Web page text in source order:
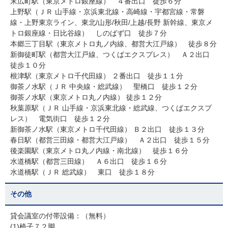
上野駅（ＪＲ 山手線・京浜東北線・高崎線・宇都宮線・常磐
線・上野東京ライン、東北/山形/秋田/上越/長野 新幹線、東京メ
トロ銀座線・日比谷線） しのばず口 徒歩７分
本郷三丁目駅（東京メトロ丸ノ内線、都営大江戸線） 徒歩８分
新御徒町駅（都営大江戸線、つくばエクスプレス） Ａ２出口
徒歩１０分
根津駅（東京メトロ千代田線） ２番出口 徒歩１１分
御茶ノ水駅（ＪＲ 中央線・総武線） 聖橋口 徒歩１２分
御茶ノ水駅（東京メトロ丸ノ内線） 徒歩１２分
秋葉原駅（ＪＲ 山手線・京浜東北線・総武線、つくばエクスプ
レス） 電気街口 徒歩１２分
新御茶ノ水駅（東京メトロ千代田線） Ｂ２出口 徒歩１３分
春日駅（都営三田線・都営大江戸線） Ａ２出口 徒歩１５分
後楽園駅（東京メトロ丸ノ内線・南北線） 徒歩１６分
水道橋駅（都営三田線） Ａ６出口 徒歩１６分
水道橋駅（ＪＲ 総武線） 東口 徒歩１８分
その他
貸会議室の付帯設備：（無料）